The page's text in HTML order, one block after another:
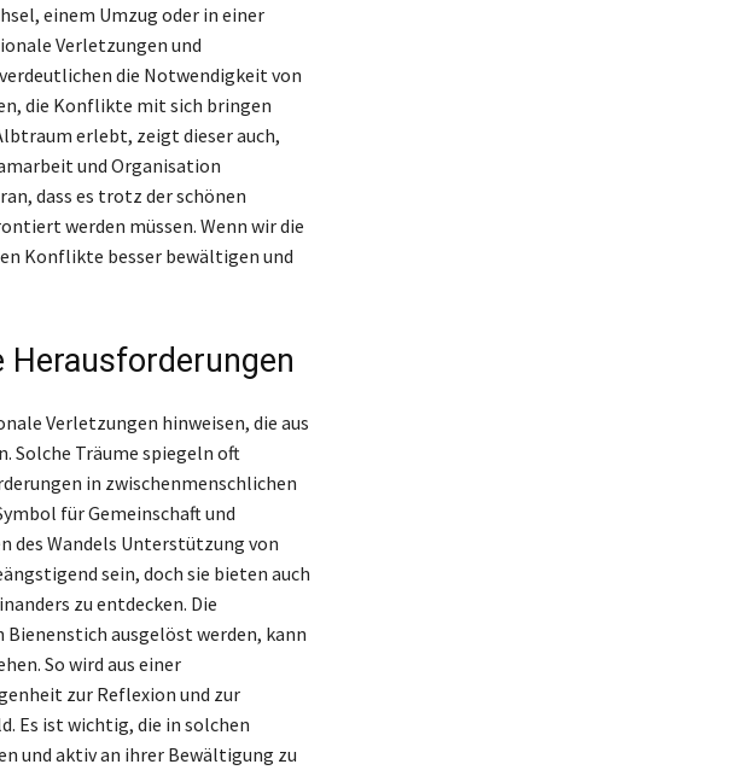
einem Umzug oder in einer
Verletzungen und
die Notwendigkeit von
die Konflikte mit sich bringen
erlebt, zeigt dieser auch,
und Organisation
dass es trotz der schönen
werden müssen. Wenn wir die
Konflikte besser bewältigen und
Verletzungen hinweisen, die aus
Solche Träume spiegeln oft
in zwischenmenschlichen
für Gemeinschaft und
des Wandels Unterstützung von
sein, doch sie bieten auch
zu entdecken. Die
ausgelöst werden, kann
So wird aus einer
zur Reflexion und zur
Es ist wichtig, die in solchen
und aktiv an ihrer Bewältigung zu